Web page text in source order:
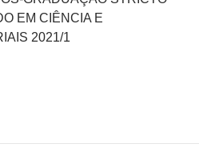
EM CIÊNCIA E
2021/1